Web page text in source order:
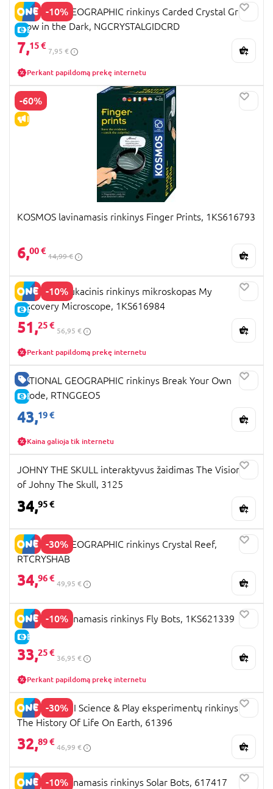
-10%
E-KAINA
NATIONAL GEOGRAPHIC rinkinys Carded Crystal Grow
Glow in the Dark, NGCRYSTALGIDCRD
7,15 €
7,95 €
Perkant papildomą prekę internetu
-60%
IŠPARDAVIMAS
KOSMOS lavinamasis rinkinys Finger Prints, 1KS616793
6,00 €
14,99 €
-10%
E-KAINA
KOSMOS edukacinis rinkinys mikroskopas My
Discovery Microscope, 1KS616984
51,25 €
56,95 €
Perkant papildomą prekę internetu
GERA KAINA
E-KAINA
NATIONAL GEOGRAPHIC rinkinys Break Your Own
Geode, RTNGGEO5
43,19 €
Kaina galioja tik internetu
JOHNY THE SKULL interaktyvus žaidimas The Visions
of Johny The Skull, 3125
34,95 €
-30%
NATIONAL GEOGRAPHIC rinkinys Crystal Reef,
RTCRYSHAB
34,96 €
49,95 €
-10%
E-KAINA
KOSMOS lavinamasis rinkinys Fly Bots, 1KS621339
33,25 €
36,95 €
Perkant papildomą prekę internetu
-30%
CLEMENTONI Science & Play eksperimentų rinkinys
The History Of Life On Earth, 61396
32,89 €
46,99 €
-10%
KOSMOS lavinamasis rinkinys Solar Bots, 617417